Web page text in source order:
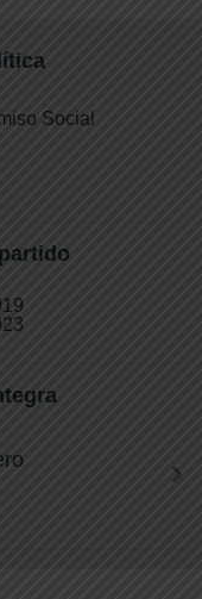
Social